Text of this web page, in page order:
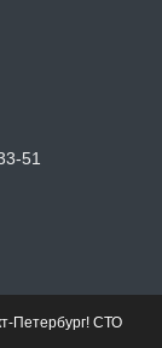
51
Петербург! СТО